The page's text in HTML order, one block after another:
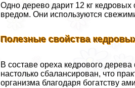
Одно дерево дарит 12 кг
вредом. Они используются
Полезные свойства
В составе ореха кедрового
настолько сбалансирован, что
организма благодаря богатству